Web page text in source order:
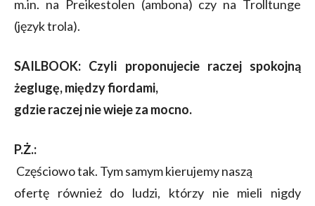
m.in. na Preikestolen (ambona) czy na Trolltunge
(język trola).
SAILBOOK: Czyli proponujecie raczej spokojną
żeglugę, między fiordami,
gdzie raczej nie wieje za mocno.
P.Ż.:
Częściowo tak. Tym samym kierujemy naszą
ofertę również do ludzi, którzy nie mieli nigdy